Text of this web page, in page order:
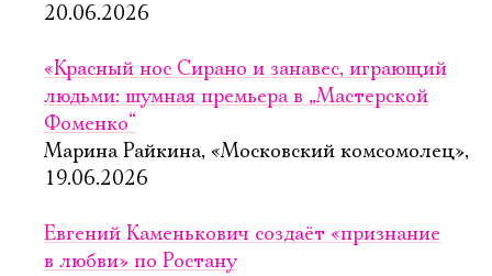
20.06.2026
«Красный нос Сирано и занавес, играющий
людьми: шумная премьера в „Мастерской
Фоменко“
Марина Райкина, «Московский комсомолец»,
19.06.2026
Евгений Каменькович создаёт «признание
в любви» по Ростану